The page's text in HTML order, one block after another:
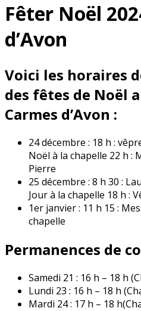
Fêter Noël
d’Avon
Voici les horaires
des fêtes de Noël
Carmes d’Avon :
24 décembre : 18 h :
Noël à la chapelle 22 h :
Pierre
25 décembre : 8 h 30 :
Jour à la chapelle 18 h :
1er janvier : 11 h 15 :
chapelle
Permanences de
Samedi 21 : 16 h – 18 h
Lundi 23 : 16 h – 18 h
Mardi 24 : 17 h – 18